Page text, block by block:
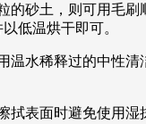
砂土，则可用毛
低温烘干即可。
水稀释过的中性
表面时避免使用湿